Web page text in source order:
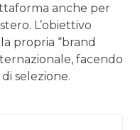
anche per
L’obiettivo
propria “brand
facendo
selezione.